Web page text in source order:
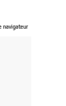
navigateur